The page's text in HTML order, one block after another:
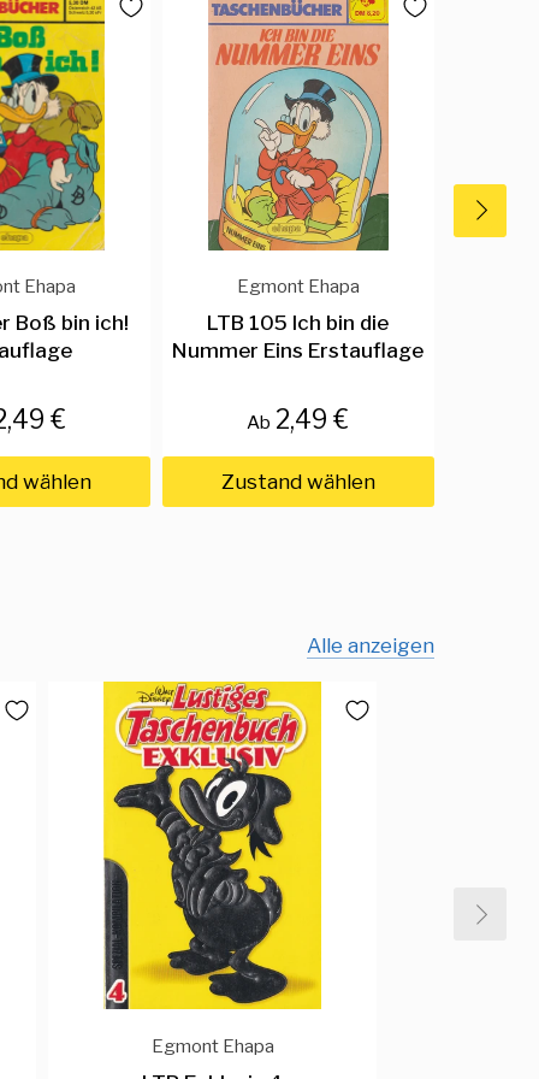
Ehapa
Boß bin ich!
€
wählen
Egmont Ehapa
LTB 105 Ich bin die
Nummer Eins Erstauflage
Ab 2,49 €
Zustand wählen
Alle anzeigen
Egmont Ehapa